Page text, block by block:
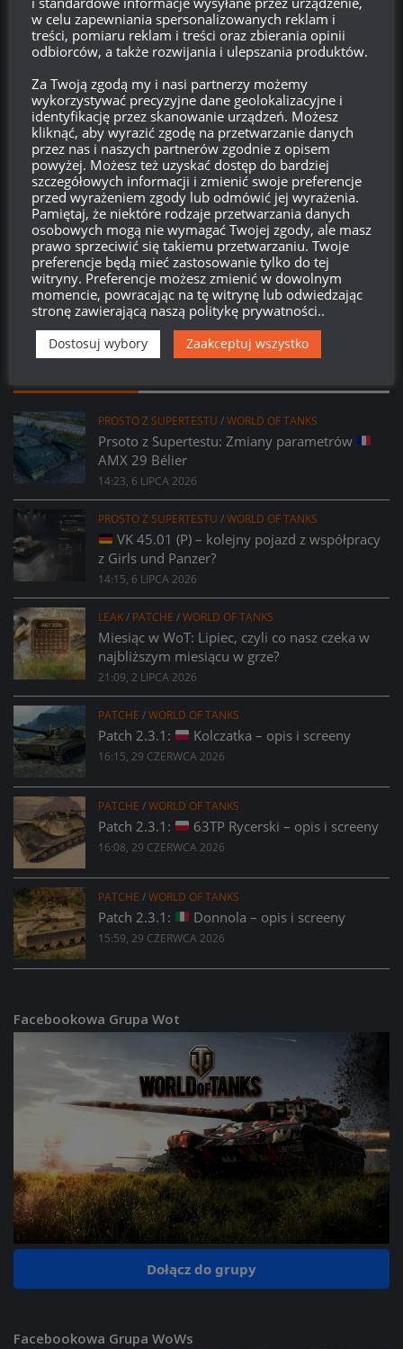
Zaloguj się
Kanał wpisów
Kanał komentarzy
WordPress.org
Brakwierzchołka drzewkaod:
579
Dni
19
Godzin
59
Minut
07
Sekund
PROSTO Z SUPERTESTU /WORLD OF TANKS
Prsoto z Supertestu: Zmiany parametrów
AMX 29 Bélier
14:23, 6 LIPCA 2026
PROSTO Z SUPERTESTU /WORLD OF TANKS
VK 45.01 (P) – kolejny pojazd z współpracy
z Girls und Panzer?
14:15, 6 LIPCA 2026
LEAK/ PATCHE /WORLD OF TANKS
Miesiąc w WoT: Lipiec, czyli co nasz czeka w
najbliższym miesiącu w grze?
21:09, 2 LIPCA 2026
PATCHE /WORLD OF TANKS
Patch 2.3.1: Kolczatka – opis i screeny
16:15, 29 CZERWCA 2026
PATCHE /WORLD OF TANKS
Patch 2.3.1: 63TP Rycerski – opis i screeny
16:08, 29 CZERWCA 2026
PATCHE /WORLD OF TANKS
Patch 2.3.1: Donnola – opis i screeny
15:59, 29 CZERWCA 2026
Facebookowa Grupa Wot
Dołącz do grupy
Facebookowa Grupa WoWs
w celu zapewniania spersonalizowanych reklam i
treści, pomiaru reklam i treści oraz zbierania opinii
odbiorców, a także rozwijania i ulepszania produktów.
Za Twoją zgodą my i nasi partnerzy możemy
wykorzystywać precyzyjne dane geolokalizacyjne i
identyfikację przez skanowanie urządzeń. Możesz
kliknąć, aby wyrazić zgodę na przetwarzanie danych
przez nas i naszych partnerów zgodnie z opisem
powyżej. Możesz też uzyskać dostęp do bardziej
szczegółowych informacji i zmienić swoje preferencje
przed wyrażeniem zgody lub odmówić jej wyrażenia.
Pamiętaj, że niektóre rodzaje przetwarzania danych
osobowych mogą nie wymagać Twojej zgody, ale masz
prawo sprzeciwić się takiemu przetwarzaniu. Twoje
preferencje będą mieć zastosowanie tylko do tej
witryny. Preferencje możesz zmienić w dowolnym
momencie, powracając na tę witrynę lub odwiedzając
stronę zawierającą naszą politykę prywatności..
Dostosuj wybory Zaakceptuj wszystko